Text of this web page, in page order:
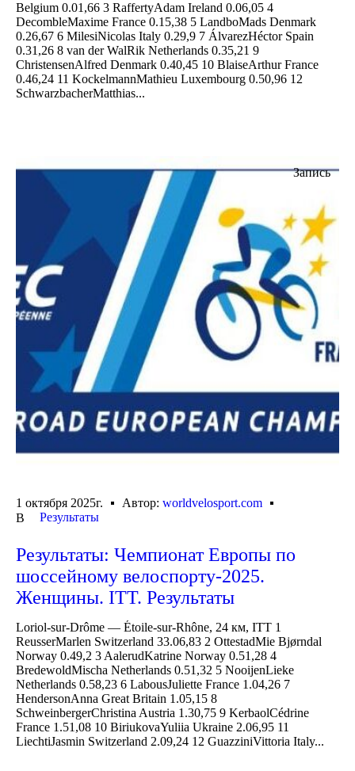
Belgium 0.01,66 3 RaffertyAdam Ireland 0.06,05 4
DecombleMaxime France 0.15,38 5 LandboMads Denmark
0.26,67 6 MilesiNicolas Italy 0.29,9 7 ÁlvarezHéctor Spain
0.31,26 8 van der WalRik Netherlands 0.35,21 9
ChristensenAlfred Denmark 0.40,45 10 BlaiseArthur France
0.46,24 11 KockelmannMathieu Luxembourg 0.50,96 12
SchwarzbacherMatthias...
Запись
1 октября 2025г. Автор: worldvelosport.com
В
Результаты
Результаты: Чемпионат Европы по
шоссейному велоспорту-2025.
Женщины. ITT. Результаты
Loriol-sur-Drôme — Étoile-sur-Rhône, 24 км, ITT 1
ReusserMarlen Switzerland 33.06,83 2 OttestadMie Bjørndal
Norway 0.49,2 3 AalerudKatrine Norway 0.51,28 4
BredewoldMischa Netherlands 0.51,32 5 NooijenLieke
Netherlands 0.58,23 6 LabousJuliette France 1.04,26 7
HendersonAnna Great Britain 1.05,15 8
SchweinbergerChristina Austria 1.30,75 9 KerbaolCédrine
France 1.51,08 10 BiriukovaYuliia Ukraine 2.06,95 11
LiechtiJasmin Switzerland 2.09,24 12 GuazziniVittoria Italy...